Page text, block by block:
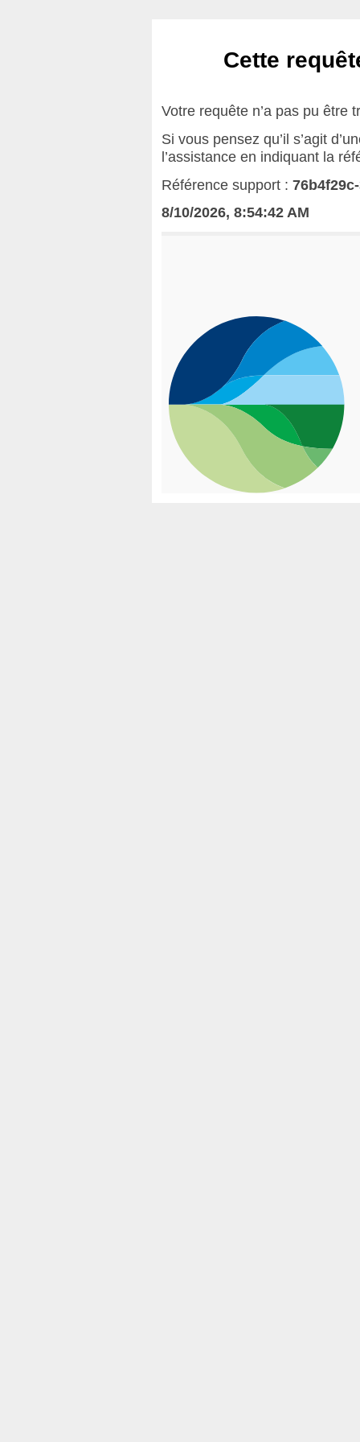
Cette
Votre requête n’a pas pu être
Si vous pensez qu’il s’agit
l’assistance en indiquant la
Référence support :
8/10/2026, 8:54:42 AM